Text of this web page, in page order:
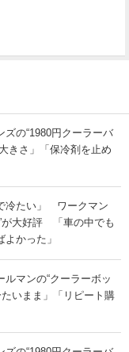
の“1980円クーラーバ
きさ」「保冷剤を止め
冷たい」 ワークマン
が大好評 「車の中でも
かった」
ルマンの“クーラーボッ
いまま」「リピート購